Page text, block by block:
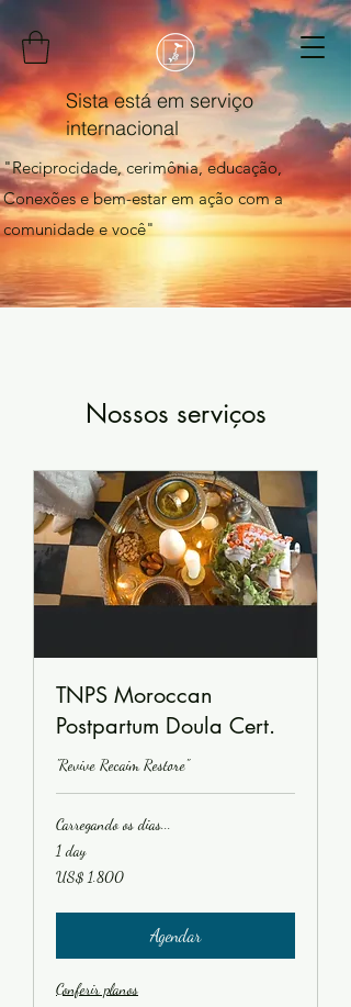
Sista está em serviço
internacional
"Reciprocidade, cerimônia, educação,
Conexões e bem-estar em ação com a
comunidade e você"
Nossos serviços
TNPS Moroccan
Postpartum Doula Cert.
"Revive Recaim Restore"
Carregando os dias...
1 day
1.800
Dólares
US$ 1.800
Agendar
Conferir planos